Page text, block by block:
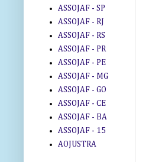
ASSOJAF - SP
ASSOJAF - RJ
ASSOJAF - RS
ASSOJAF - PR
ASSOJAF - PE
ASSOJAF - MG
ASSOJAF - GO
ASSOJAF - CE
ASSOJAF - BA
ASSOJAF - 15
AOJUSTRA